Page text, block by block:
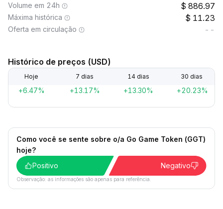
Volume em 24h 886.97
Máxima histórica 11.23
Oferta em circulação --
Histórico de preços (USD)
Hoje 7 dias 14 dias 30 dias
+6.47% +13.17% +13.30% +20.23%
Como você se sente sobre o/a Go Game Token (GGT)
hoje?
Positivo
Negativo
Observação: as informações são apenas para referência.